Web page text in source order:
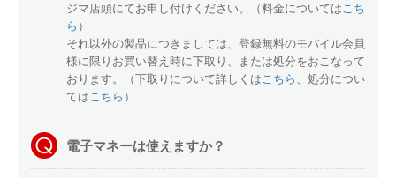
ジマ店頭にてお申し付けください。（料金については こち
ら ）
それ以外の製品につきましては、登録無料のモバイル会員
様に限りお買い替え時に下取り、または処分をおこなって
おります。（下取りについて詳しくは こちら
、処分につい
ては こちら ）
電子マネーは使えますか？